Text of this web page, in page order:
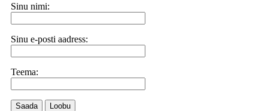
Sinu nimi:
Sinu e-posti aadress:
Teema:
Saada Loobu